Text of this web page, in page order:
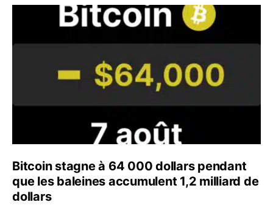
Bitcoin stagne à 64 000 dollars pendant que les
Bitcoin stagne à 64 000 dollars pendant
que les baleines accumulent 1,2 milliard de
dollars